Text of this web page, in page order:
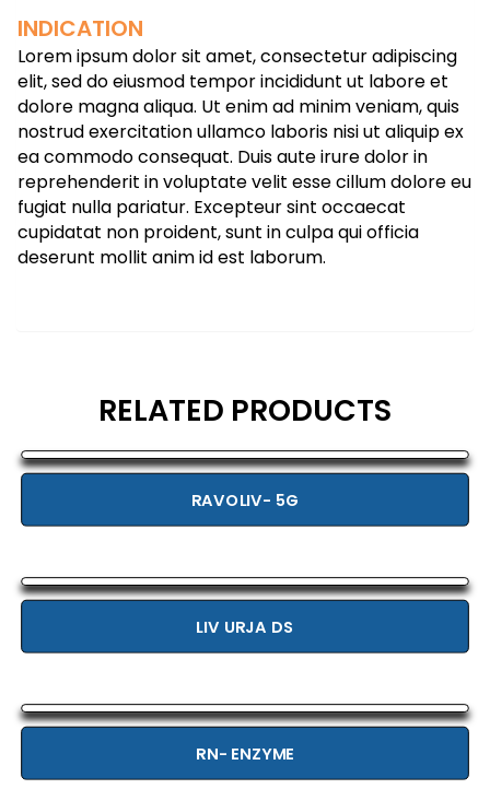
INDICATION
Lorem ipsum dolor sit amet, consectetur adipiscing
elit, sed do eiusmod tempor incididunt ut labore et
dolore magna aliqua. Ut enim ad minim veniam, quis
nostrud exercitation ullamco laboris nisi ut aliquip ex
ea commodo consequat. Duis aute irure dolor in
reprehenderit in voluptate velit esse cillum dolore eu
fugiat nulla pariatur. Excepteur sint occaecat
cupidatat non proident, sunt in culpa qui officia
deserunt mollit anim id est laborum.
RELATED PRODUCTS
RAVOLIV- 5G
LIV URJA DS
RN- ENZYME